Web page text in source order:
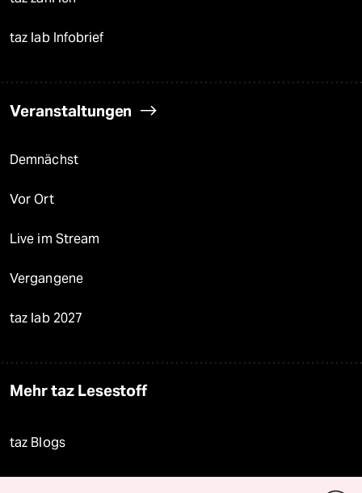
taz lab Infobrief
Veranstaltungen
Demnächst
Vor Ort
Live im Stream
Vergangene
taz lab 2027
Mehr taz Lesestoff
taz Blogs
taz FUTURZWEI